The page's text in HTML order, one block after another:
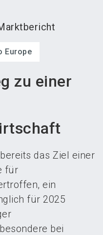
Europe
zu einer
das Ziel einer
für
ein
für 2025
bei